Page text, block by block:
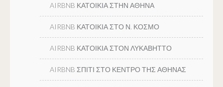
AIRBNB ΚΑΤΟΙΚΙΑ ΣΤΗΝ ΑΘΗΝΑ
AIRBNB ΚΑΤΟΙΚΙΑ ΣΤΟ Ν. ΚΟΣΜΟ
AIRBNB ΚΑΤΟΙΚΙΑ ΣΤΟΝ ΛΥΚΑΒΗΤΤΟ
AIRBNB ΣΠΙΤΙ ΣΤΟ ΚΕΝΤΡΟ ΤΗΣ ΑΘΗΝΑΣ